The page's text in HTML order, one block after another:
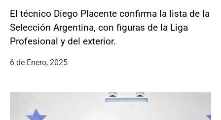
El técnico Diego Placente confirma la lista de la
Selección Argentina, con figuras de la Liga
Profesional y del exterior.
6 de Enero, 2025